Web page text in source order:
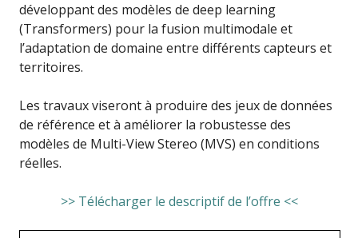
développant des modèles de deep learning
(Transformers) pour la fusion multimodale et
l’adaptation de domaine entre différents capteurs et
territoires.
Les travaux viseront à produire des jeux de données
de référence et à améliorer la robustesse des
modèles de Multi-View Stereo (MVS) en conditions
réelles.
>> Télécharger le descriptif de l’offre <<